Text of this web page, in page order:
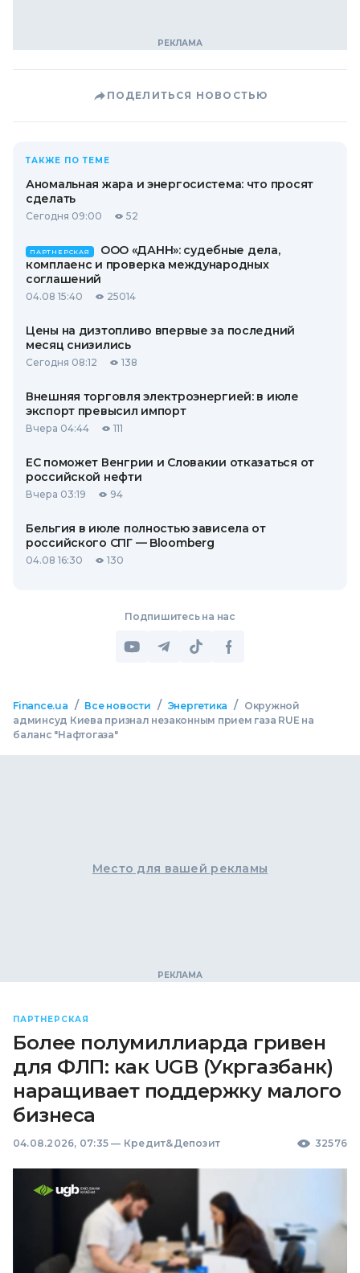
ПОДЕЛИТЬСЯ НОВОСТЬЮ
ТАКЖЕ ПО ТЕМЕ
Аномальная жара и энергосистема: что просят
сделать
Сегодня 09:00 52
ПАРТНЕРСКАЯ
ООО «ДАНН»: судебные дела,
комплаенс и проверка международных
соглашений
04.08 15:40 25014
Цены на дизтопливо впервые за последний
месяц снизились
Сегодня 08:12 138
Внешняя торговля электроэнергией: в июле
экспорт превысил импорт
Вчера 04:44 111
ЕС поможет Венгрии и Словакии отказаться от
российской нефти
Вчера 03:19 94
Бельгия в июле полностью зависела от
российского СПГ — Bloomberg
04.08 16:30 130
Подпишитесь на нас
Finance.ua / Все новости / Энергетика /
Окружной
админсуд Киева признал незаконным прием газа RUE на
баланс "Нафтогаза"
Место для вашей рекламы
ПАРТНЕРСКАЯ
Более полумиллиарда гривен
для ФЛП: как UGB (Укргазбанк)
наращивает поддержку малого
бизнеса
04.08.2026, 07:35 — Кредит&Депозит 32576